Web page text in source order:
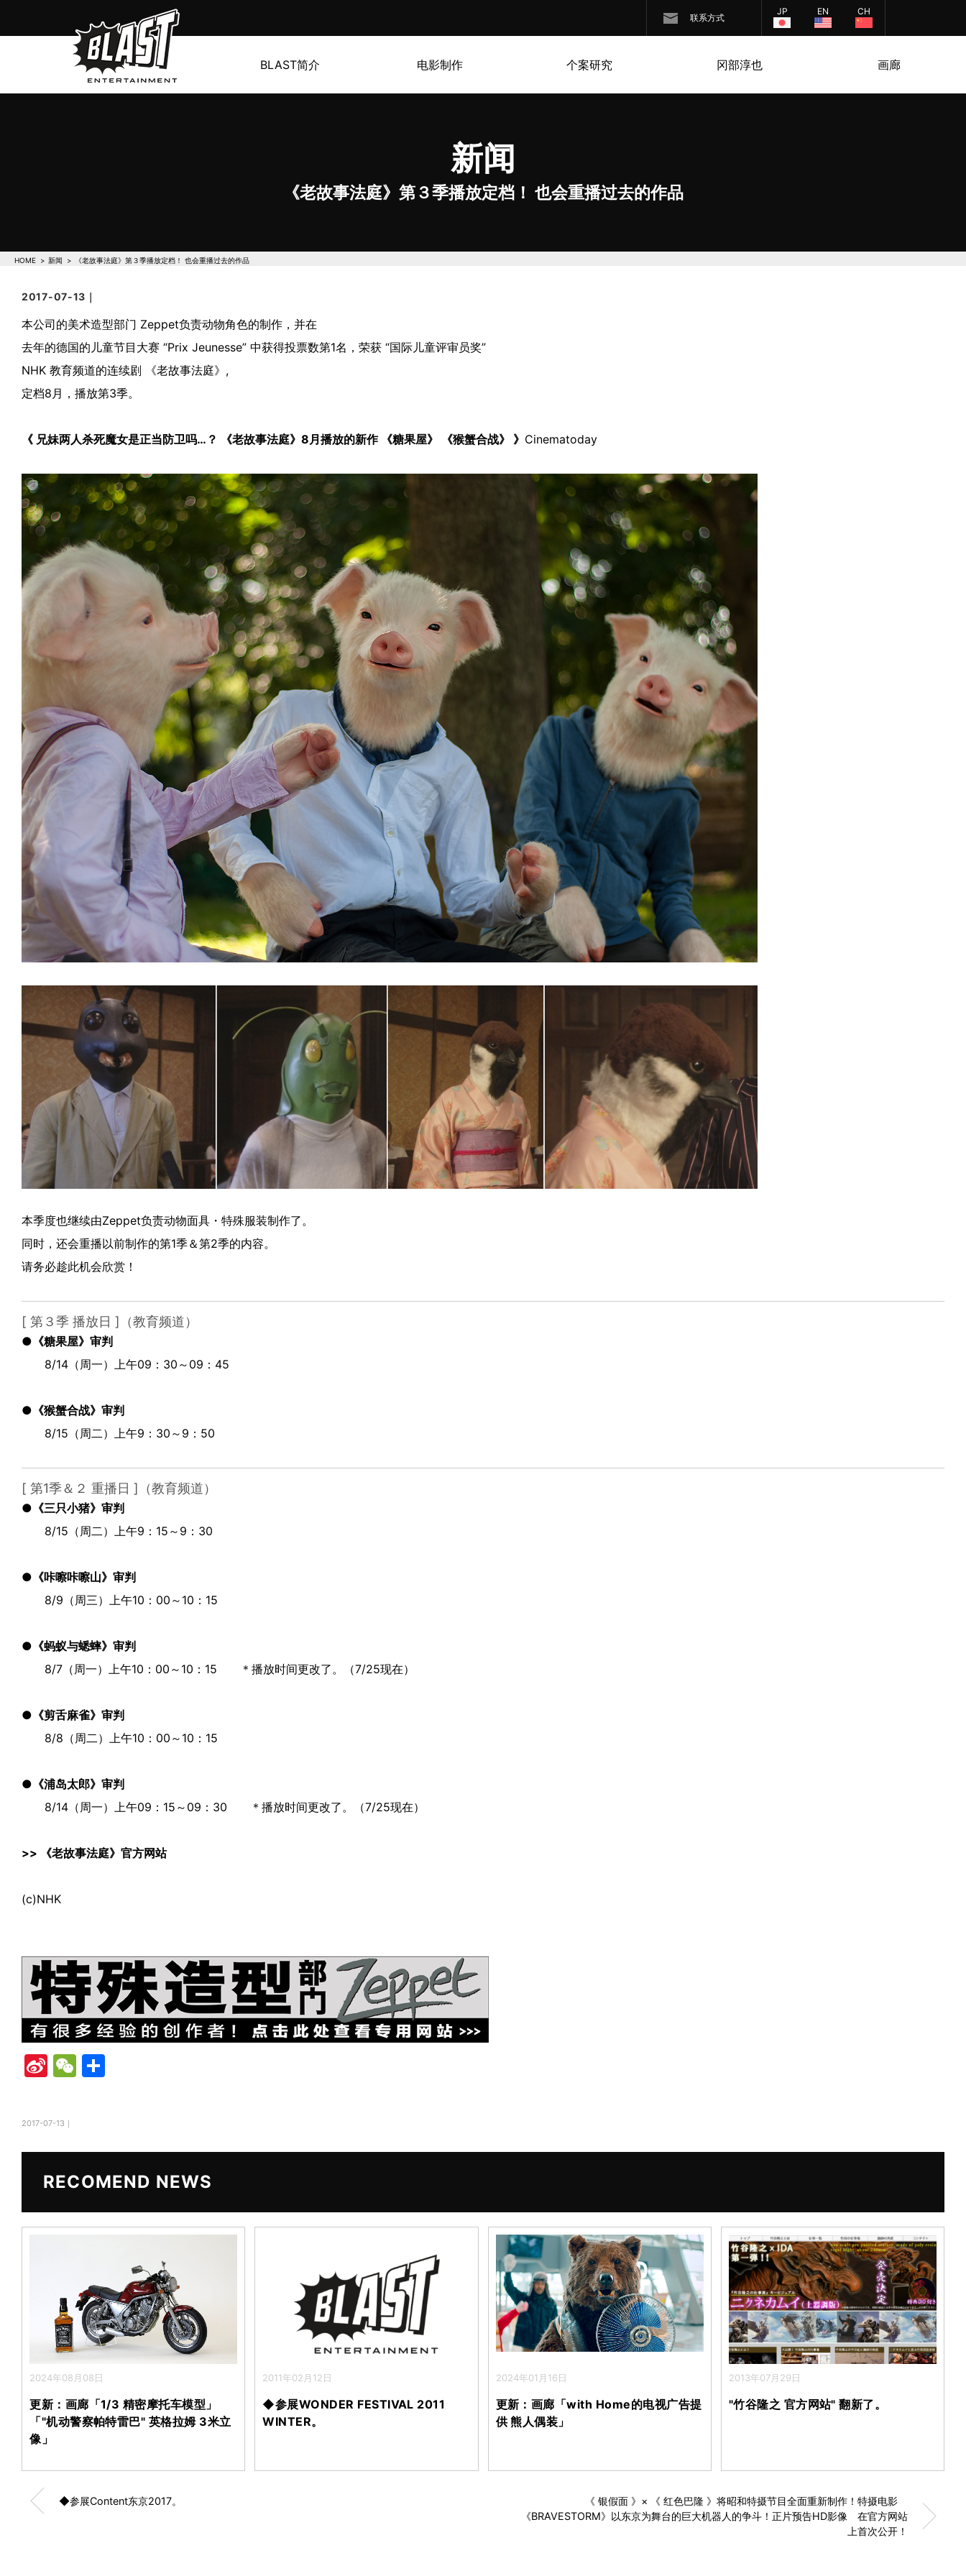
联系方式
JP EN CH
BLAST简介 电影制作 个案研究 冈部淳也 画廊
新闻
《老故事法庭》第３季播放定档！ 也会重播过去的作品
HOME 新闻 《老故事法庭》第３季播放定档！ 也会重播过去的作品
2017-07-13｜
本公司的美术造型部门 Zeppet负责动物角色的制作，并在
去年的德国的儿童节目大赛 “Prix Jeunesse” 中获得投票数第1名，荣获 “国际儿童评审员奖”
NHK 教育频道的连续剧
《老故事法庭》 ,
定档8月，播放第3季。
《 兄妹两人杀死魔女是正当防卫吗…？ 《老故事法庭》8月播放的新作 《糖果屋》 《猴蟹合战》 》 Cinematoday
本季度也继续由Zeppet负责动物面具・特殊服装制作了。
同时，还会重播以前制作的第1季＆第2季的内容。
请务必趁此机会欣赏！
[ 第３季 播放日 ]（教育频道）
●《糖果屋》审判
8/14（周一）上午09：30～09：45
●《猴蟹合战》审判
8/15（周二）上午9：30～9：50
[ 第1季＆２ 重播日 ]（教育频道）
●《三只小猪》审判
8/15（周二）上午9：15～9：30
●《咔嚓咔嚓山》审判
8/9（周三）上午10：00～10：15
●《蚂蚁与蟋蟀》审判
8/7（周一）上午10：00～10：15 ＊播放时间更改了。（7/25现在）
●《剪舌麻雀》审判
8/8（周二）上午10：00～10：15
●《浦岛太郎》审判
8/14（周一）上午09：15～09：30 ＊播放时间更改了。（7/25现在）
>> 《老故事法庭》官方网站
(c)NHK
Si
W
ei
b
W
at
2017-07-13｜
RECOMEND NEWS
2024年08月08日
更新：画廊「1/3 精密摩托车模型」
「"机动警察帕特雷巴" 英格拉姆 3米立
像」
2011年02月12日
◆参展WONDER FESTIVAL 2011
WINTER。
2024年01月16日
更新：画廊「with Home的电视广告提
供 熊人偶装」
2013年07月29日
"竹谷隆之 官方网站" 翻新了。
◆参展Content东京2017。
《 银假面 》× 《 红色巴隆 》将昭和特摄节目全面重新制作！特摄电影
《BRAVESTORM》以东京为舞台的巨大机器人的争斗！正片预告HD影像 在官方网站
上首次公开！